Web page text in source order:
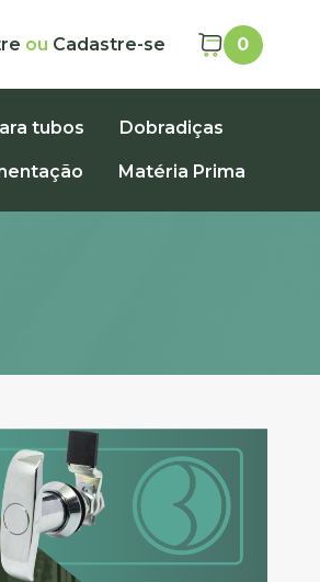
ou Cadastre-se 0
tubos Dobradiças
Matéria Prima